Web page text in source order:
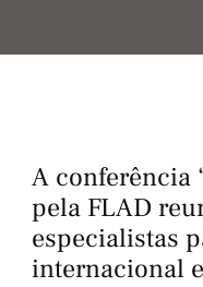
A conferência
pela FLAD
especialistas
internacional